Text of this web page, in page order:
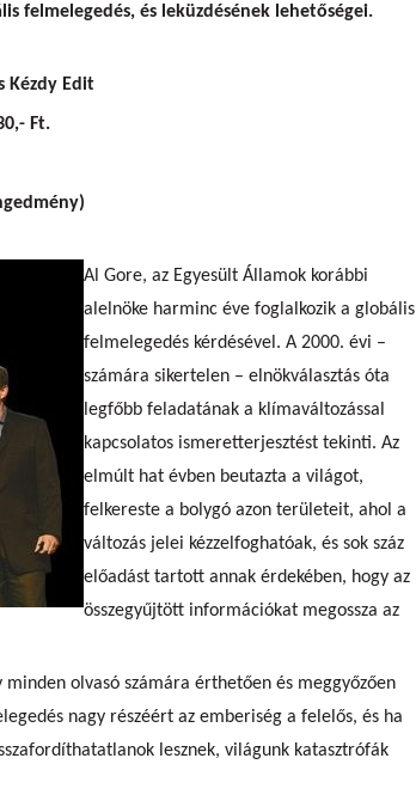
felmelegedés, és leküzdésének lehetőségei.
Kézdy Edit
Ft.
Al Gore, az Egyesült Államok korábbi
alelnöke harminc éve foglalkozik a globális
felmelegedés kérdésével. A 2000. évi –
számára sikertelen – elnökválasztás óta
legfőbb feladatának a klímaváltozással
kapcsolatos ismeretterjesztést tekinti. Az
elmúlt hat évben beutazta a világot,
felkereste a bolygó azon területeit, ahol a
változás jelei kézzelfoghatóak, és sok száz
előadást tartott annak érdekében, hogy az
összegyűjtött információkat megossza az
olvasó számára érthetően és meggyőzően
nagy részéért az emberiség a felelős, és ha
lesznek, világunk katasztrófák